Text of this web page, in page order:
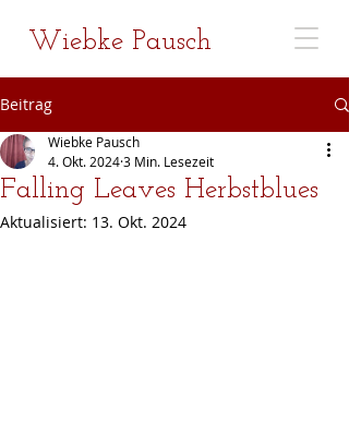
Wiebke Pausch
Beitrag
Falling Leaves Herbstblues
Wiebke Pausch
4. Okt. 20243 Min. Lesezeit
Aktualisiert: 13. Okt. 2024